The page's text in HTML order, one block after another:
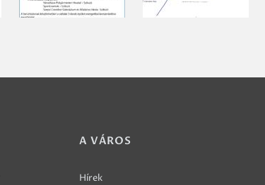
A VÁROS
Hírek